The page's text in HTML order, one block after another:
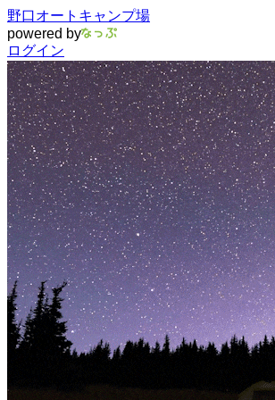
野口オートキャンプ場
powered by
ログイン